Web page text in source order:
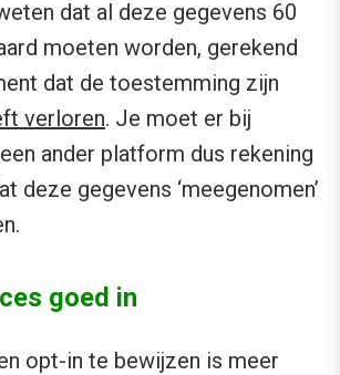
dat al deze gegevens 60
moeten worden, gerekend
dat de toestemming zijn
verloren. Je moet er bij
ander platform dus rekening
deze gegevens ‘meegenomen’
goed in
opt-in te bewijzen is meer